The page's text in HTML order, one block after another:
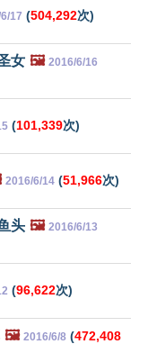
17 (504,292次)
女 🖼️ 2016/6/16
(101,339次)
2016/6/14 (51,966次)
头 🖼️ 2016/6/13
(96,622次)
🖼️ 2016/6/8 (472,408